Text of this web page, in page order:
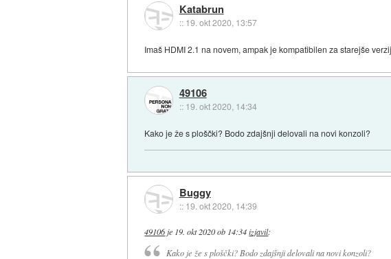
Katabrun
:: 19. okt 2020, 13:57
Imaš HDMI 2.1 na novem, ampak je kompatibilen za starejše
49106
:: 19. okt 2020, 14:34
Kako je že s ploščki? Bodo zdajšnji delovali na novi konzoli?
Buggy
:: 19. okt 2020, 14:39
49106je 19. okt 2020 ob 14:34 izjavil:
Kako je že s ploščki? Bodo zdajšnji delovali na novi konzoli?